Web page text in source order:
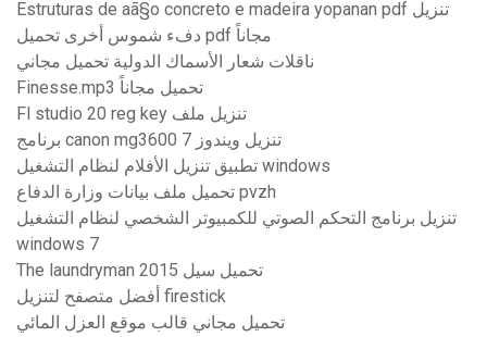
Estruturas de aã§o concreto e madeira yopanan pdf تنزيل
دفء شموس أخرى تحميل pdf مجاناً
ناقلات شعار الأسماك الدولية تحميل مجاني
Finesse.mp3 تحميل مجاناً
Fl studio 20 reg key تنزيل ملف
برنامج canon mg3600 تنزيل ويندوز 7
تطبيق تنزيل الأفلام لنظام التشغيل windows
تحميل ملف بيانات وزارة الدفاع pvzh
تنزيل برنامج التحكم الصوتي للكمبيوتر الشخصي لنظام التشغيل
windows 7
The laundryman 2015 تحميل سيل
أفضل متصفح لتنزيل firestick
تحميل مجاني قالب موقع العزل المائي